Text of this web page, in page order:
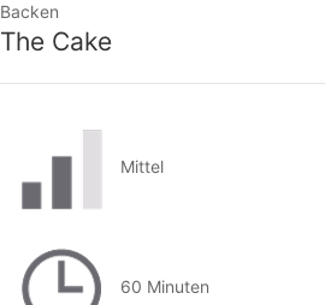
Backen
The Cake
Mittel
60 Minuten